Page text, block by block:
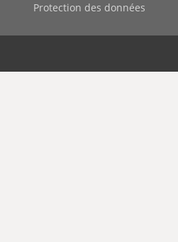
Protection des données